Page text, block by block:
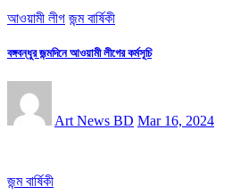
আওয়ামী লীগ জন্ম বার্ষিকী
বঙ্গবন্ধুর জন্মদিনে আওয়ামী লীগের কর্মসূচি
Art News BD Mar 16, 2024
জন্ম বার্ষিকী